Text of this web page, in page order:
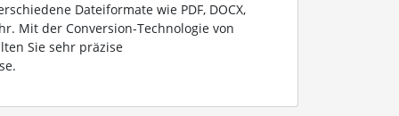
Dateiformate wie PDF, DOCX,
Mit der Conversion-Technologie von
Sie sehr präzise